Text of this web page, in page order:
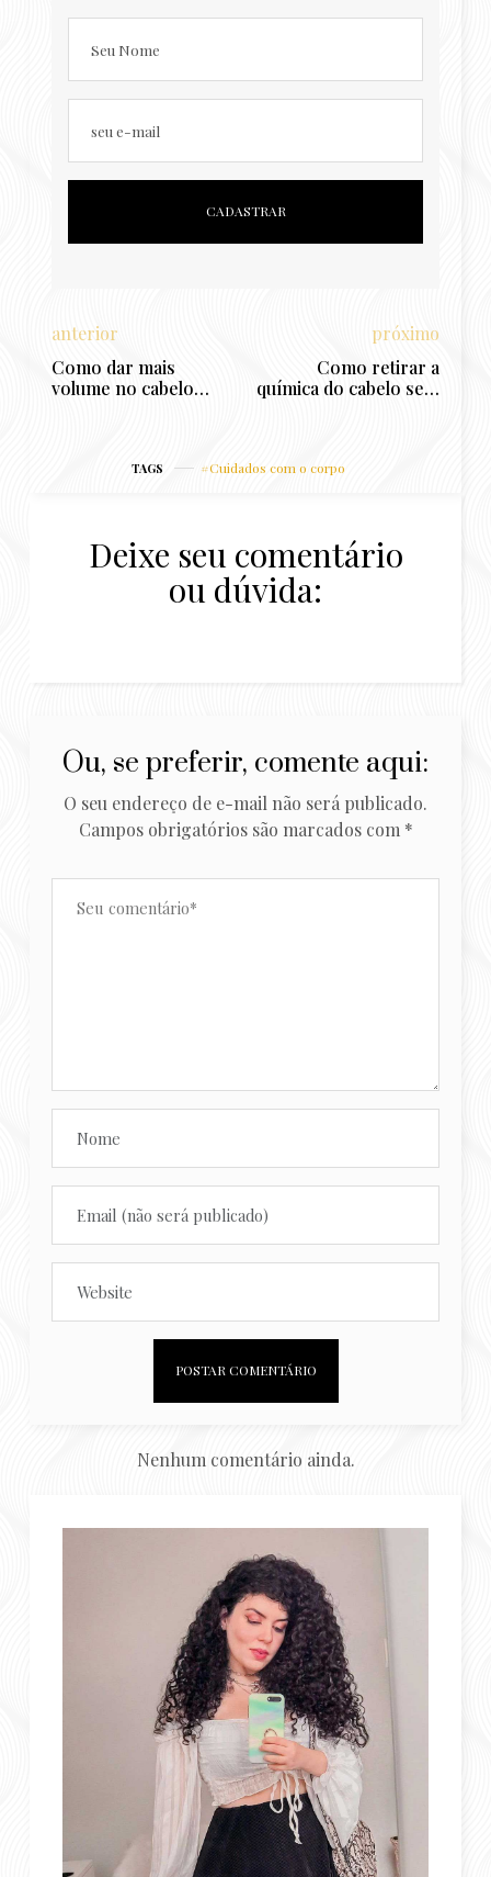
Seu Nome
seu e-mail
anterior
Como dar mais
volume no cabelo
próximo
Como retirar a
química do cabelo sem
TAGS Cuidados com o corpo
Deixe seu comentário
ou dúvida:
Ou, se preferir, comente aqui:
O seu endereço de e-mail não será publicado.
Campos obrigatórios são marcados com *
Nenhum comentário ainda.